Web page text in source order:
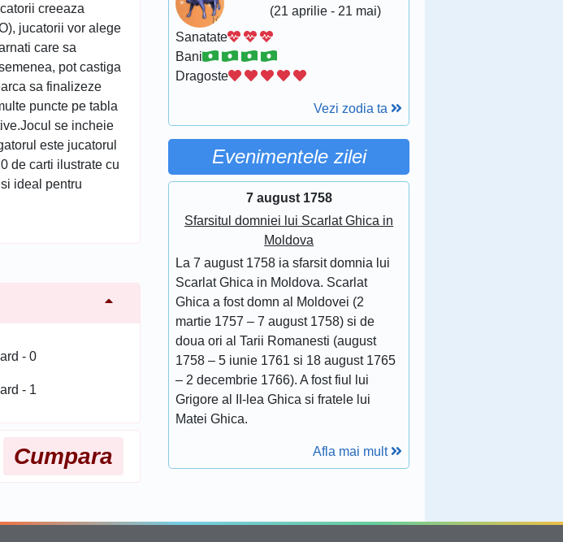
creeaza
jucatorii vor alege
care sa
pot castiga
sa finalizeze
puncte pe tabla
se incheie
este jucatorul
de carti ilustrate cu
ideal pentru
Cumpara
(21 aprilie - 21 mai)
Sanatate
Bani
Dragoste
Vezi zodia ta
Evenimentele zilei
7 august 1758
Sfarsitul domniei lui Scarlat Ghica in
Moldova
La 7 august 1758 ia sfarsit domnia lui
Scarlat Ghica in Moldova. Scarlat
Ghica a fost domn al Moldovei (2
martie 1757 – 7 august 1758) si de
doua ori al Tarii Romanesti (august
1758 – 5 iunie 1761 si 18 august 1765
– 2 decembrie 1766). A fost fiul lui
Grigore al II-lea Ghica si fratele lui
Matei Ghica.
Afla mai mult